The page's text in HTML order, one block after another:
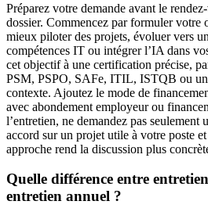
Préparez votre demande avant le
dossier. Commencez par formuler votre
mieux piloter des projets, évoluer vers
compétences IT ou intégrer l’IA dans
cet objectif à une certification précise,
PSM, PSPO, SAFe, ITIL, ISTQB ou
contexte. Ajoutez le mode de
avec abondement employeur ou
l’entretien, ne demandez pas seulement
accord sur un projet utile à votre poste
approche rend la discussion plus
Quelle différence entre
entretien annuel ?